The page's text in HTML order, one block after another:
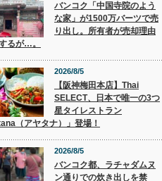
バンコク「中国寺院のよう
な家」が1500万バーツで売
り出し。所有者が売却理由
るが…。
2026/8/5
【阪神梅田本店】Thai
SELECT、日本で唯一の3つ
星タイレストラン
（アヤタナ）」登場！
2026/8/5
バンコク都、ラチャダムヌ
ン通りでの炊き出しを禁